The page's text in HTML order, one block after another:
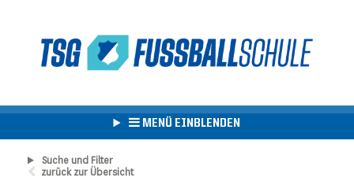
MENÜ EINBLENDEN
Suche und Filter
zurück zur Übersicht